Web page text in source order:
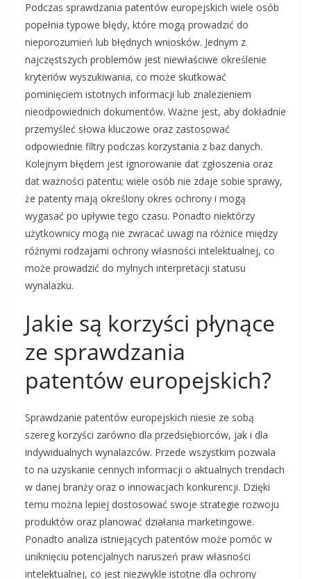
Podczas sprawdzania patentów europejskich wiele osób
popełnia typowe błędy, które mogą prowadzić do
nieporozumień lub błędnych wniosków. Jednym z
najczęstszych problemów jest niewłaściwe określenie
kryteriów wyszukiwania, co może skutkować
pominięciem istotnych informacji lub znalezieniem
nieodpowiednich dokumentów. Ważne jest, aby dokładnie
przemyśleć słowa kluczowe oraz zastosować
odpowiednie filtry podczas korzystania z baz danych.
Kolejnym błędem jest ignorowanie dat zgłoszenia oraz
dat ważności patentu; wiele osób nie zdaje sobie sprawy,
że patenty mają określony okres ochrony i mogą
wygasać po upływie tego czasu. Ponadto niektórzy
użytkownicy mogą nie zwracać uwagi na różnice między
różnymi rodzajami ochrony własności intelektualnej, co
może prowadzić do mylnych interpretacji statusu
wynalazku.
Jakie są korzyści płynące
ze sprawdzania
patentów europejskich?
Sprawdzanie patentów europejskich niesie ze sobą
szereg korzyści zarówno dla przedsiębiorców, jak i dla
indywidualnych wynalazców. Przede wszystkim pozwala
to na uzyskanie cennych informacji o aktualnych trendach
w danej branży oraz o innowacjach konkurencji. Dzięki
temu można lepiej dostosować swoje strategie rozwoju
produktów oraz planować działania marketingowe.
Ponadto analiza istniejących patentów może pomóc w
uniknięciu potencjalnych naruszeń praw własności
intelektualnej, co jest niezwykle istotne dla ochrony